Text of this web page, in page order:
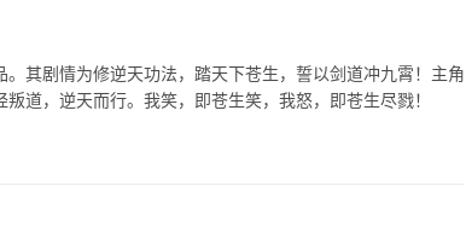
。其剧情为修逆天功法，踏天下苍生，誓以剑道冲九霄！主角
道，逆天而行。我笑，即苍生笑，我怒，即苍生尽戮！